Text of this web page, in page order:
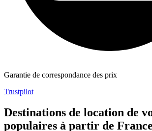
Garantie de correspondance des prix
Trustpilot
Destinations de location de
populaires à partir de France